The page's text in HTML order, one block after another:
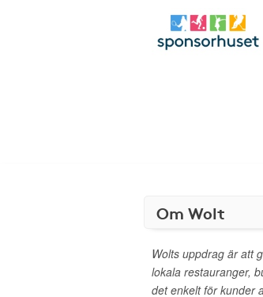
Om Wolt
Wolts uppdrag är att
lokala restauranger,
det enkelt för kunder